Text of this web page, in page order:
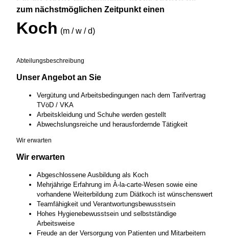
zum nächstmöglichen Zeitpunkt einen
Koch (m / w / d)
Abteilungsbeschreibung
Unser Angebot an Sie
Vergütung und Arbeitsbedingungen nach dem Tarifvertrag
TVöD / VKA
Arbeitskleidung und Schuhe werden gestellt
Abwechslungsreiche und herausfordernde Tätigkeit
Wir erwarten
Wir erwarten
Abgeschlossene Ausbildung als Koch
Mehrjährige Erfahrung im À-la-carte-Wesen sowie eine
vorhandene Weiterbildung zum Diätkoch ist wünschenswert
Teamfähigkeit und Verantwortungsbewusstsein
Hohes Hygienebewusstsein und selbstständige
Arbeitsweise
Freude an der Versorgung von Patienten und Mitarbeitern